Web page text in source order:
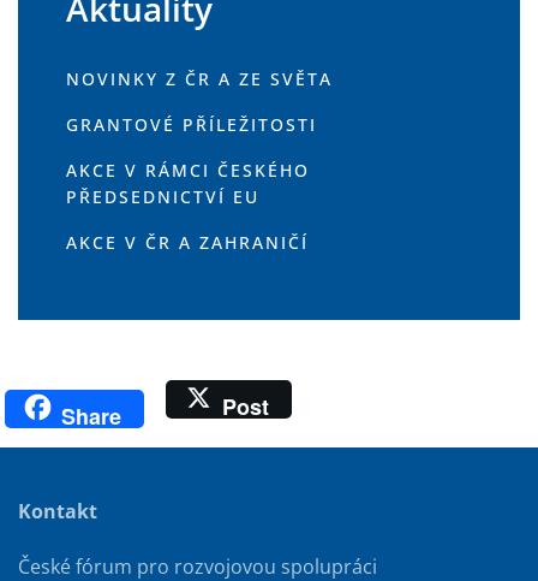
NOVINKY Z ČR A ZE SVĚTA
GRANTOVÉ PŘÍLEŽITOSTI
AKCE V RÁMCI ČESKÉHO
PŘEDSEDNICTVÍ EU
AKCE V ČR A ZAHRANIČÍ
Share Post
Kontakt
České fórum pro rozvojovou spolupráci